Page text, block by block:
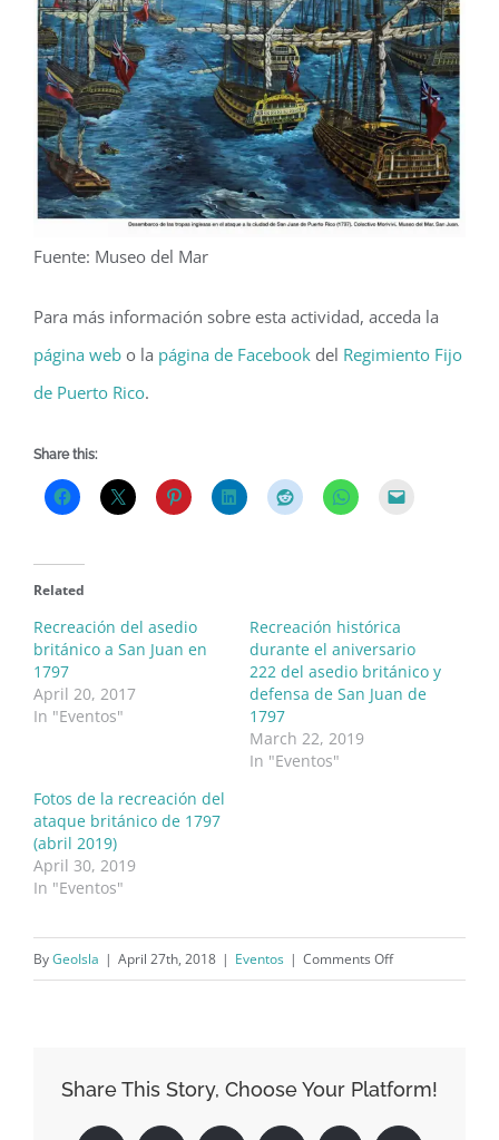
Fuente: Museo del Mar
Para más información sobre esta actividad, acceda la
página web o la página de Facebook del Regimiento Fijo
de Puerto Rico.
Share this:
Related
Recreación del asedio
británico a San Juan en
1797
April 20, 2017
In "Eventos"
Recreación histórica
durante el aniversario
222 del asedio británico y
defensa de San Juan de
1797
March 22, 2019
In "Eventos"
Fotos de la recreación del
ataque británico de 1797
(abril 2019)
April 30, 2019
In "Eventos"
ByGeoIsla | April 27th, 2018 | Eventos | Comments Offon
británico
Share This Story, Choose Your Platform!